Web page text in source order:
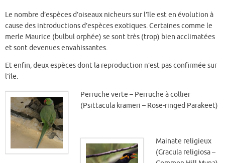
Le nombre d’espèces d’oiseaux nicheurs sur l’île est en évolution à
cause des introductions d’espèces exotiques. Certaines comme le
merle Maurice (bulbul orphée) se sont très (trop) bien acclimatées
et sont devenues envahissantes.
Et enfin, deux espèces dont la reproduction n’est pas confirmée sur
l’île.
Perruche verte – Perruche à collier
(Psittacula krameri – Rose-ringed Parakeet)
Mainate religieux
(Gracula religiosa –